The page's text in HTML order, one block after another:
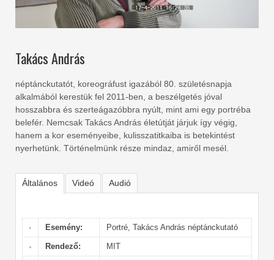
Takács András
néptánckutatót, koreográfust igazából 80. születésnapja
alkalmából kerestük fel 2011-ben, a beszélgetés jóval
hosszabbra és szerteágazóbbra nyúlt, mint ami egy portréba
belefér. Nemcsak Takács András életútját járjuk így végig,
hanem a kor eseményeibe, kulisszatitkaiba is betekintést
nyerhetünk. Történelmünk része mindaz, amiről mesél.
Általános Videó Audió
Esemény: Portré, Takács András néptánckutató
Rendező: MIT